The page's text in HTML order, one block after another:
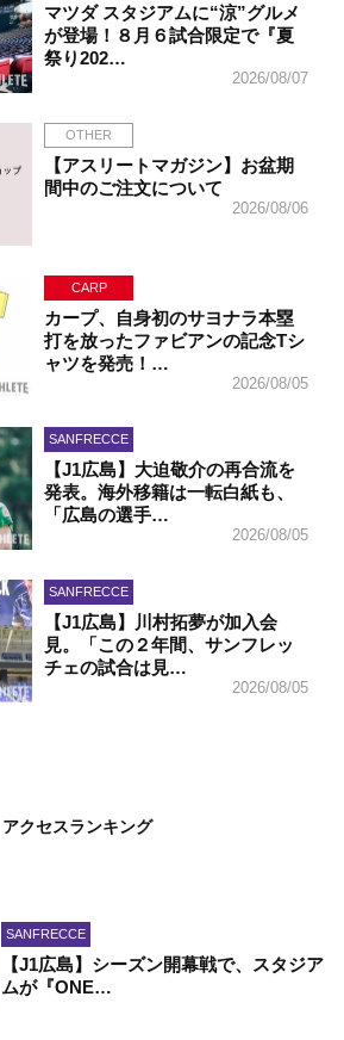
マツダ スタジアムに“涼”グルメ
が登場！８月６試合限定で『夏
祭り202…
2026/08/07
OTHER
【アスリートマガジン】お盆期
間中のご注文について
2026/08/06
CARP
カープ、自身初のサヨナラ本塁
打を放ったファビアンの記念Tシ
ャツを発売！…
2026/08/05
SANFRECCE
【J1広島】大迫敬介の再合流を
発表。海外移籍は一転白紙も、
「広島の選手…
2026/08/05
SANFRECCE
【J1広島】川村拓夢が加入会
見。「この２年間、サンフレッ
チェの試合は見…
2026/08/05
アクセスランキング
SANFRECCE
【J1広島】シーズン開幕戦で、スタジア
ムが『ONE…